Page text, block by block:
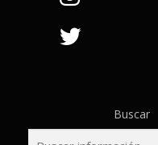
Buscar